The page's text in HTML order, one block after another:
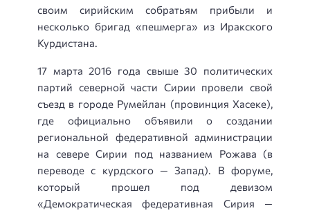
своим сирийским собратьям прибыли и
несколько бригад «пешмерга» из Иракского
Курдистана.
17 марта 2016 года свыше 30 политических
партий северной части Сирии провели свой
съезд в городе Румейлан (провинция Хасеке),
где официально объявили о создании
региональной федеративной администрации
на севере Сирии под названием Рожава (в
переводе с курдского — Запад). В форуме,
который прошел под девизом
«Демократическая федеративная Сирия —